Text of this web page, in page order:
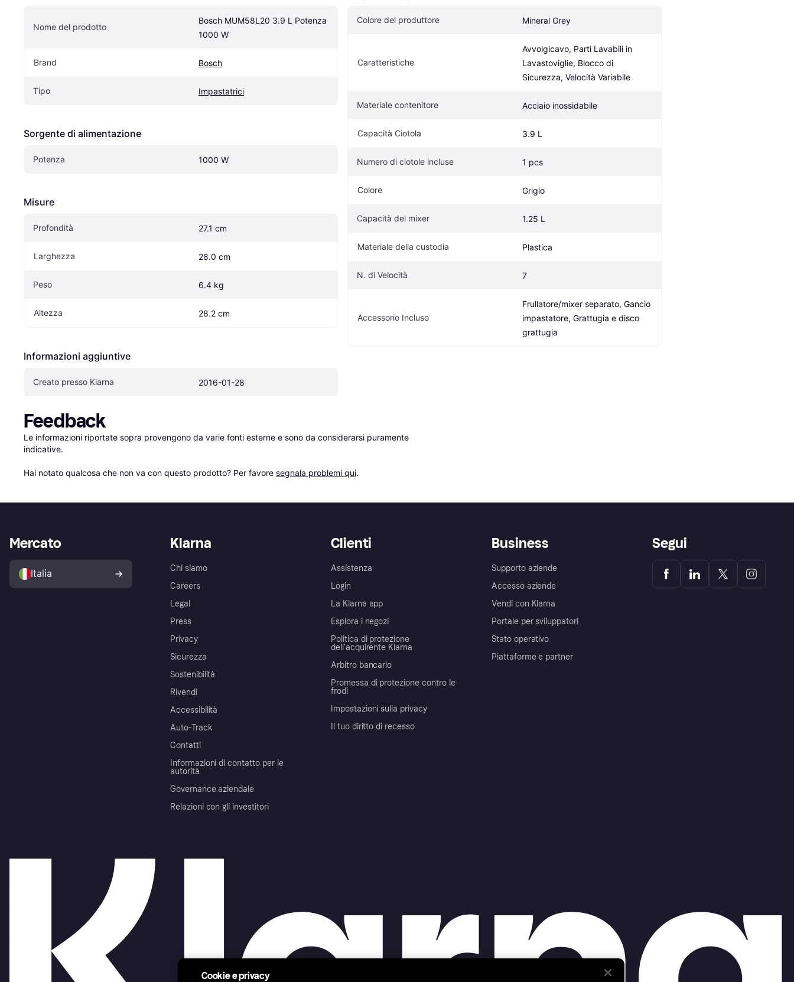
Nome del prodotto
Bosch MUM58L20 3.9 L Potenza
1000 W
Brand Bosch
Tipo Impastatrici
Sorgente di alimentazione
Potenza 1000 W
Misure
Profondità 27.1 cm
Larghezza 28.0 cm
Peso 6.4 kg
Altezza 28.2 cm
Informazioni aggiuntive
Creato presso Klarna 2016-01-28
Colore del produttore Mineral Grey
Caratteristiche
Avvolgicavo, Parti Lavabili in
Lavastoviglie, Blocco di
Sicurezza, Velocità Variabile
Materiale contenitore Acciaio inossidabile
Capacità Ciotola 3.9 L
Numero di ciotole incluse 1 pcs
Colore Grigio
Capacità del mixer 1.25 L
Materiale della custodia Plastica
N. di Velocità 7
Accessorio Incluso
Frullatore/mixer separato, Gancio
impastatore, Grattugia e disco
grattugia
Feedback
Le informazioni riportate sopra provengono da varie fonti esterne e sono da considerarsi puramente
indicative.
Hai notato qualcosa che non va con questo prodotto? Per favore segnala problemi qui.
Klarna
Chi siamo
Careers
Legal
Press
Privacy
Sicurezza
Sostenibilità
Rivendi
Accessibilità
Auto-Track
Contatti
Informazioni di contatto per le
autorità
Governance aziendale
Relazioni con gli investitori
Clienti
Assistenza
Login
La Klarna app
Esplora i negozi
Politica di protezione
dell'acquirente Klarna
Arbitro bancario
Promessa di protezione contro le
frodi
Impostazioni sulla privacy
Il tuo diritto di recesso
Business
Supporto aziende
Accesso aziende
Vendi con Klarna
Portale per sviluppatori
Stato operativo
Piattaforme e partner
Mercato
Italia
Segui
Cookie e privacy